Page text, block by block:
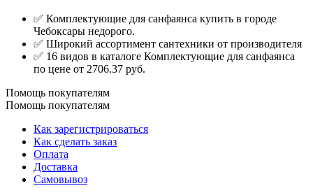
✅ Комплектующие для санфаянса купить в городе
Чебоксары недорого.
✅ Широкий ассортимент сантехники от производителя
✅ 16 видов в каталоге Комплектующие для санфаянса
по цене от 2706.37 руб.
Помощь покупателям
Помощь покупателям
Как зарегистрироваться
Как сделать заказ
Оплата
Доставка
Самовывоз